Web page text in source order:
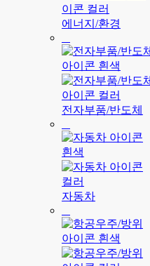
에너지/환경
전자부품/반도체
자동차